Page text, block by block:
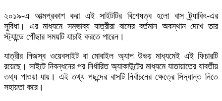
২০১৯-এ আত্মপ্রকাশ করা এই সাইটটির বিশেষত্ব হলো বাস ট্র্যাকিং-এর
সুবিধা। এর মাধ্যমে সম্ভাব্য যাত্রীরা বাসের বর্তমান অবস্থান দেখে তার
স্ট্যান্ডে পৌঁছার সময়টি যাচাই করতে পারেন।
যাত্রীর নিজস্ব ওয়েবসাইট বা মোবাইল অ্যাপ উভয় মাধ্যমেই এই ফিচারটি
রয়েছে। সাইটে নিবন্ধনের পর নির্ধারিত অ্যাকাউন্টের মাধ্যমে যাতায়াতের যাবতীয়
তথ্য পাওয়া যায়। এই তথ্য পছন্দের বাসটি নির্বাচনের ক্ষেত্রে সিদ্ধান্ত নিতে
সহায়তা করে।